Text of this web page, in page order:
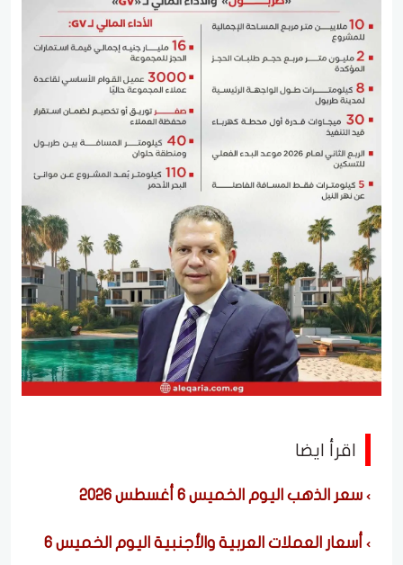
اقرأ ايضا
سعر الذهب اليوم الخميس 6 أغسطس 2026
أسعار العملات العربية والأجنبية اليوم الخميس 6